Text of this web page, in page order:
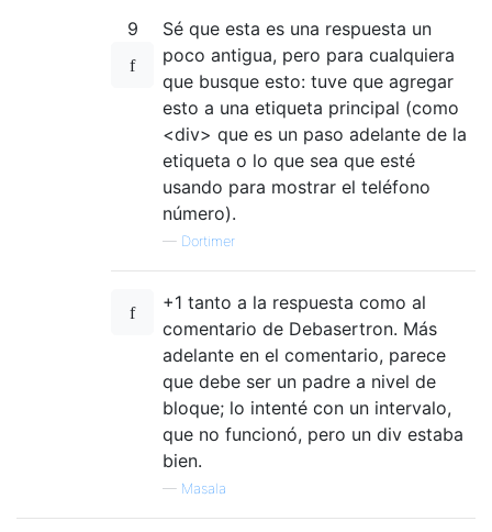
9
Sé que esta es una respuesta un
poco antigua, pero para cualquiera
que busque esto: tuve que agregar
esto a una etiqueta principal (como
<div> que es un paso adelante de la
etiqueta o lo que sea que esté
usando para mostrar el teléfono
número).
— Dortimer
+1 tanto a la respuesta como al
comentario de Debasertron. Más
adelante en el comentario, parece
que debe ser un padre a nivel de
bloque; lo intenté con un intervalo,
que no funcionó, pero un div estaba
bien.
— Masala